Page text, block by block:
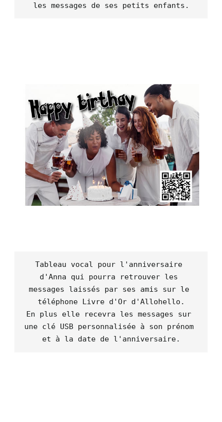
les messages de ses petits enfants.
Tableau vocal pour l'anniversaire
d'Anna qui pourra retrouver les
messages laissés par ses amis sur le
téléphone Livre d'Or d'Allohello.
En plus elle recevra les messages sur
une clé USB personnalisée à son prénom
et à la date de l'anniversaire.